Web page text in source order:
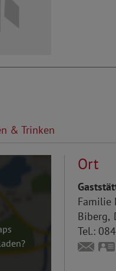
& Trinken
Ort
Familie
Biberg
Tel.: